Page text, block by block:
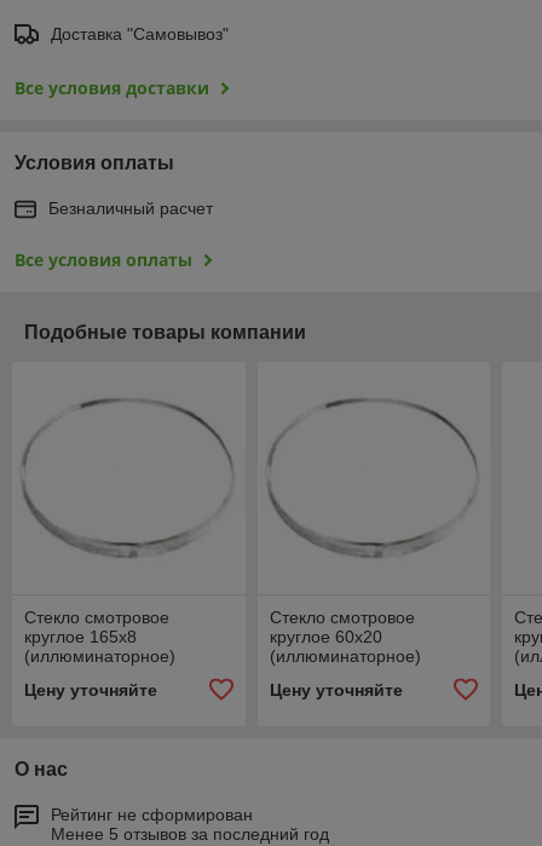
Доставка "Самовывоз"
Все условия доставки
Условия оплаты
Безналичный расчет
Все условия оплаты
Подобные товары компании
Стекло смотровое
круглое 165х8
(иллюминаторное)
Цену уточняйте
Стекло смотровое
круглое 60х20
(иллюминаторное)
Цену уточняйте
О нас
Рейтинг не сформирован
Менее 5 отзывов за последний год